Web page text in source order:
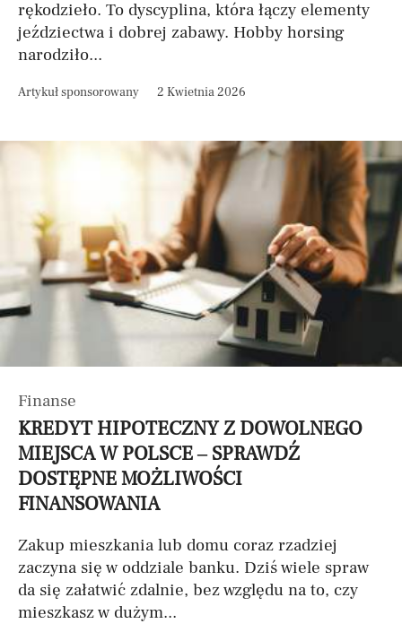
rękodzieło. To dyscyplina, która łączy elementy
jeździectwa i dobrej zabawy. Hobby horsing
narodziło...
Artykuł sponsorowany 2 Kwietnia 2026
Finanse
KREDYT HIPOTECZNY Z DOWOLNEGO
MIEJSCA W POLSCE – SPRAWDŹ
DOSTĘPNE MOŻLIWOŚCI
FINANSOWANIA
Zakup mieszkania lub domu coraz rzadziej
zaczyna się w oddziale banku. Dziś wiele spraw
da się załatwić zdalnie, bez względu na to, czy
mieszkasz w dużym...